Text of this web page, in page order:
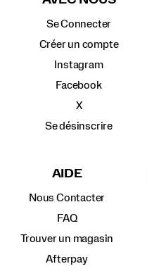
Se Connecter
Créer un compte
Instagram
Facebook
X
Se désinscrire
AIDE
Nous Contacter
FAQ
Trouver un magasin
Afterpay